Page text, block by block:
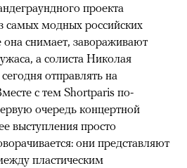
проекта
самых модных российских
снимает, завораживают
а солиста Николая
отправлять на
с тем Shortparis по-
очередь концертной
выступления просто
они представляют
пластическим